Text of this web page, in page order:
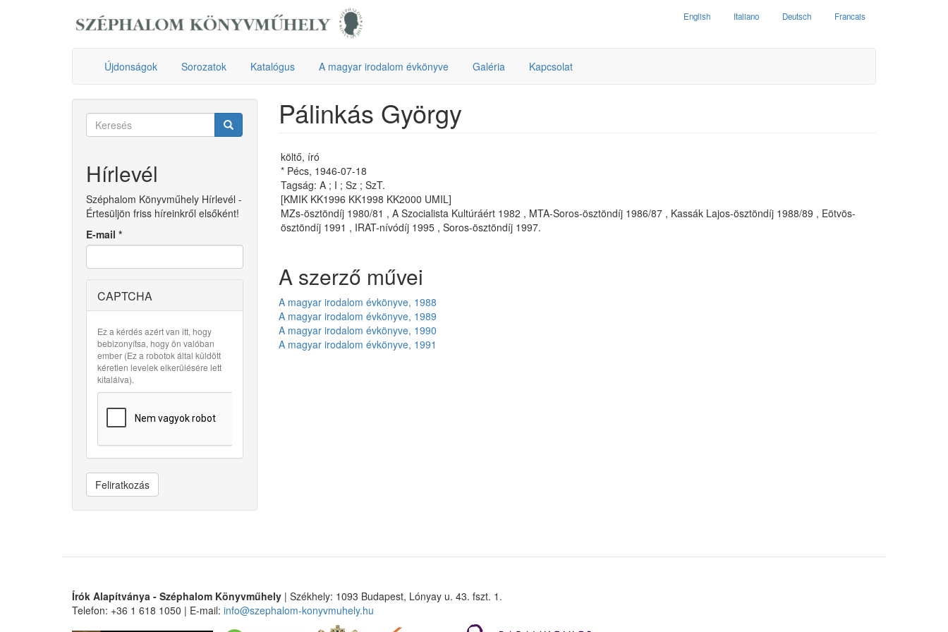
English Italiano Deutsch Francais
Újdonságok Sorozatok Katalógus A magyar irodalom évkönyve Galéria Kapcsolat
Keresés
Hírlevél
Széphalom Könyvműhely Hírlevél -
Értesüljön friss híreinkről elsőként!
E-mail *
CAPTCHA
Ez a kérdés azért van itt, hogy
bebizonyítsa, hogy ön valóban
ember (Ez a robotok által küldött
kéretlen levelek elkerülésére lett
kitalálva).
Feliratkozás
Pálinkás György
költő, író
* Pécs, 1946-07-18
Tagság: A ; I ; Sz ; SzT.
[KMIK KK1996 KK1998 KK2000 UMIL]
MZs-ösztöndíj 1980/81 , A Szocialista Kultúráért 1982 , MTA-Soros-ösztöndíj 1986/87 , Kassák Lajos-ösztöndíj 1988/89 , Eötvös-
ösztöndíj 1991 , IRAT-nívódíj 1995 , Soros-ösztöndíj 1997.
A szerző művei
A magyar irodalom évkönyve, 1988
A magyar irodalom évkönyve, 1989
A magyar irodalom évkönyve, 1990
A magyar irodalom évkönyve, 1991
Írók Alapítványa - Széphalom Könyvműhely | Székhely: 1093 Budapest, Lónyay u. 43. fszt. 1.
Telefon: +36 1 618 1050 | E-mail: info@szephalom-konyvmuhely.hu